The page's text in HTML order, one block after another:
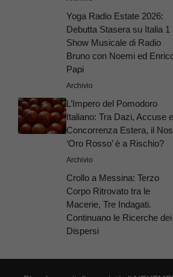
Yoga Radio Estate 2026:
Debutta Stasera su Italia 1
Show Musicale di Radio
Bruno con Noemi ed
Papi
Archivio
L’Impero del Pomodoro
Italiano: Tra Dazi, Accuse e
Concorrenza Estera, il
‘Oro Rosso’ è a Rischio?
Archivio
Crollo a Messina: Terzo
Corpo Ritrovato tra le
Macerie, Tre Indagati.
Continuano le Ricerche dei
Dispersi